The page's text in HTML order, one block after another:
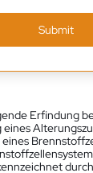
Submit
Erfindung